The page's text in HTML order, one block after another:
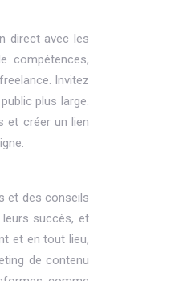
direct avec les
compétences,
Invitez
plus large.
et créer un lien
et des conseils
succès, et
et en tout lieu,
de contenu